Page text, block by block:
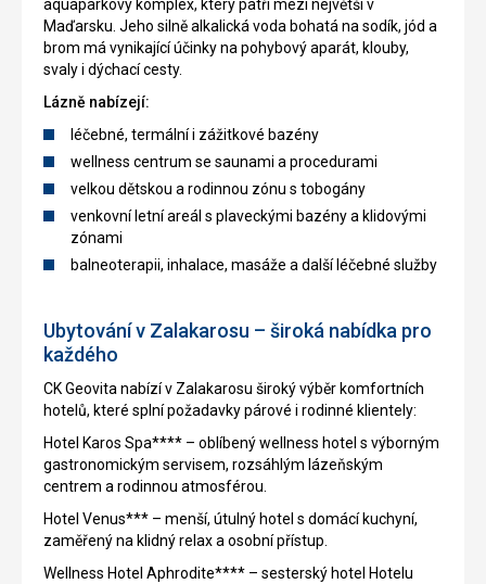
aquaparkový komplex, který patří mezi největší v
Maďarsku. Jeho silně alkalická voda bohatá na sodík, jód a
brom má vynikající účinky na pohybový aparát, klouby,
svaly i dýchací cesty.
Lázně nabízejí:
léčebné, termální i zážitkové bazény
wellness centrum se saunami a procedurami
velkou dětskou a rodinnou zónu s tobogány
venkovní letní areál s plaveckými bazény a klidovými
zónami
balneoterapii, inhalace, masáže a další léčebné služby
Ubytování v Zalakarosu – široká nabídka pro
každého
CK Geovita nabízí v Zalakarosu široký výběr komfortních
hotelů, které splní požadavky párové i rodinné klientely:
Hotel Karos Spa**** – oblíbený wellness hotel s výborným
gastronomickým servisem, rozsáhlým lázeňským
centrem a rodinnou atmosférou.
Hotel Venus*** – menší, útulný hotel s domácí kuchyní,
zaměřený na klidný relax a osobní přístup.
Wellness Hotel Aphrodite**** – sesterský hotel Hotelu